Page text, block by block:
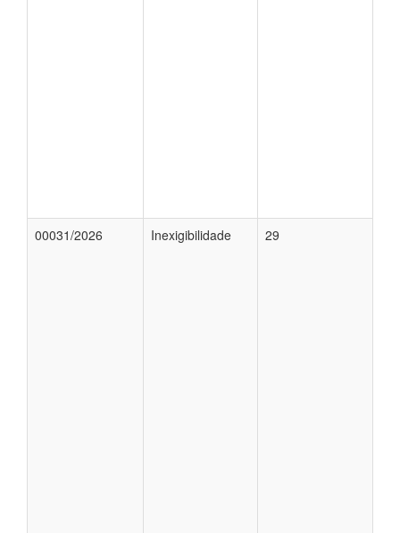
00031/2026 Inexigibilidade 29